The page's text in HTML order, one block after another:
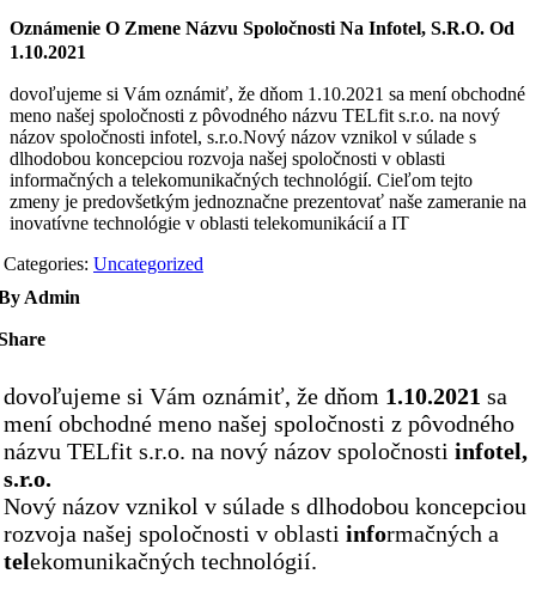
Oznámenie O Zmene Názvu Spoločnosti Na Infotel, S.r.o. Od
1.10.2021
dovoľujeme si Vám oznámiť, že dňom 1.10.2021 sa mení obchodné
meno našej spoločnosti z pôvodného názvu TELfit s.r.o. na nový
názov spoločnosti infotel, s.r.o.Nový názov vznikol v súlade s
dlhodobou koncepciou rozvoja našej spoločnosti v oblasti
informačných a telekomunikačných technológií. Cieľom tejto
zmeny je predovšetkým jednoznačne prezentovať naše zameranie na
inovatívne technológie v oblasti telekomunikácií a IT
Categories: Uncategorized
Admin
dovoľujeme si Vám oznámiť, že dňom 1.10.2021 sa
mení obchodné meno našej spoločnosti z pôvodného
názvu TELfit s.r.o. na nový názov spoločnosti infotel,
s.r.o.
Nový názov vznikol v súlade s dlhodobou koncepciou
rozvoja našej spoločnosti v oblasti informačných a
telekomunikačných technológií.